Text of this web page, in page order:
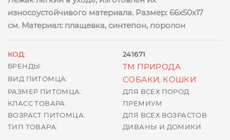
износоустойчивого материала. Размер: 66х50х17
см. Материал: плащевка, синтепон, поролон
КОД:
241671
БРЕНДЫ:
ТМ ПРИРОДА
ВИД ПИТОМЦА: СОБАКИ КОШКИ
РАЗМЕР ПИТОМЦА:
ДЛЯ ВСЕХ ПОРОД
КЛАСС ТОВАРА:
ПРЕМИУМ
ВОЗРАСТ ПИТОМЦА:
ДЛЯ ВСЕХ ВОЗРАСТОВ
ТИП ТОВАРА:
ДИВАНЫ И ДОМИКИ